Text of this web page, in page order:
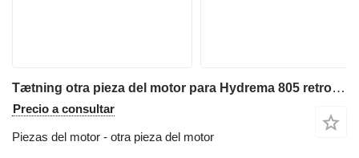
Tætning otra pieza del motor para Hydrema 805 retroexcavadora
Precio a consultar
Piezas del motor - otra pieza del motor